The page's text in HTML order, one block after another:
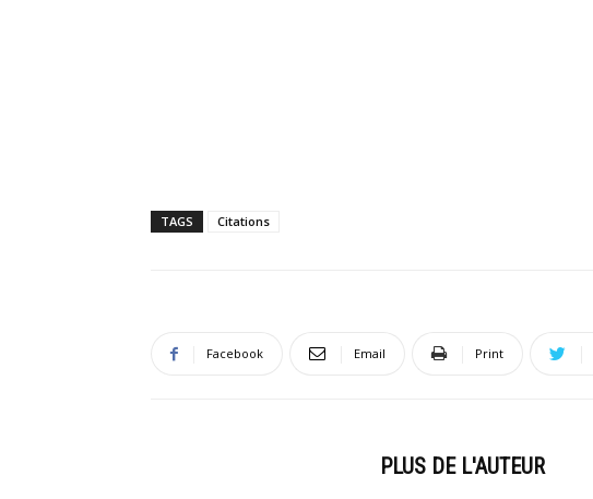
TAGS Citations
Facebook Email Print
PLUS DE L'AUTEUR